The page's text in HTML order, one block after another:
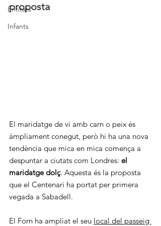
Entitats
Infants
proposta
El maridatge de vi amb carn o peix és
àmpliament conegut, però hi ha una nova
tendència que mica en mica comença a
despuntar a ciutats com Londres: el
maridatge dolç. Aquesta és la proposta
que el Centenari ha portat per primera
vegada a Sabadell.
El Forn ha ampliat el seu local del passeig